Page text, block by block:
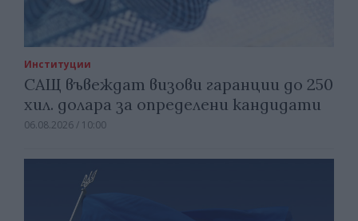
Институции
САЩ въвеждат визови гаранции до 250
хил. долара за определени кандидати
06.08.2026 / 10:00